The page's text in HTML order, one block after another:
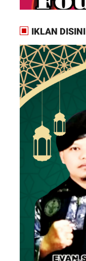
IKLAN DISINI